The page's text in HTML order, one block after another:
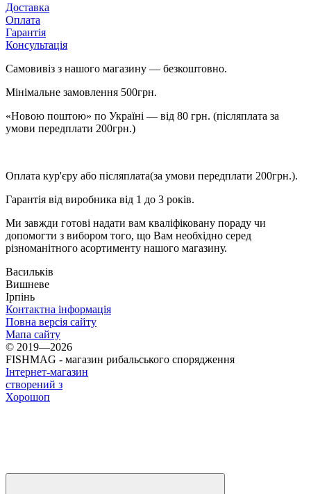
Доставка
Оплата
Гарантія
Консультація
Самовивіз з нашого магазину — безкоштовно.
Мінімальне замовлення 500грн.
«Новою поштою» по Україні — від 80 грн. (післяплата за
умови передплати 200грн.)
Оплата кур'єру або післяплата(за умови передплати 200грн.).
Гарантія від виробника від 1 до 3 років.
Ми завжди готові надати вам кваліфіковану пораду чи
допомогти з вибором того, що Вам необхідно серед
різноманітного асортименту нашого магазину.
Васильків
Вишневе
Ірпінь
Контактна інформація
Повна версія сайту
Мапа сайту
© 2019—2026
FISHMAG - магазин рибальського спорядження
Інтернет-магазин
створений з
Хорошоп